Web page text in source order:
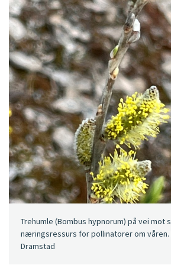
Trehumle (Bombus hypnorum) på vei mot
næringsressurs for pollinatorer om våren.
Dramstad